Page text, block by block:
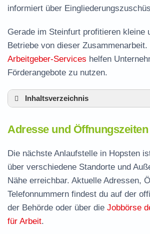
informiert über
Gerade im Steinfurt profitieren kleine
Betriebe von dieser
Arbeitgeber-Services helfen
Förderangebote zu nutzen.
Inhaltsverzeichnis
Leistungen der
Termin vereinbaren und
Jobcenter Steinfurt –
Stellenangebote und Jobbörse
Häufige Fragen rund ums
Adresse und
Die nächste Anlaufstelle in Hopsten
über verschiedene Standorte und
Nähe erreichbar. Aktuelle Adressen,
Telefonnummern findest du auf der
der Behörde oder über die Jobbörse
für Arbeit.